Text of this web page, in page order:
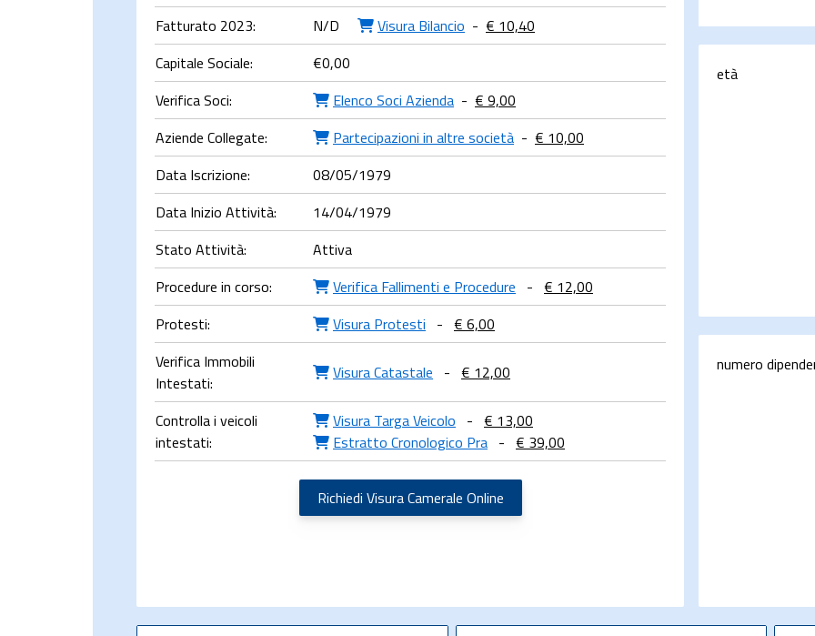
Fatturato 2023:
N/D Visura Bilancio - € 10,40
Capitale Sociale:
€0,00
Verifica Soci:
Elenco Soci Azienda - € 9,00
Aziende Collegate:
Partecipazioni in altre società - € 10,00
Data Iscrizione:
08/05/1979
Data Inizio Attività:
14/04/1979
Stato Attività:
Attiva
Procedure in corso:
Verifica Fallimenti e Procedure - € 12,00
Protesti:
Visura Protesti - € 6,00
Verifica Immobili
Intestati:
Visura Catastale - € 12,00
Controlla i veicoli
intestati:
Visura Targa Veicolo - € 13,00
Estratto Cronologico Pra - € 39,00
Richiedi Visura Camerale Online
età
numero